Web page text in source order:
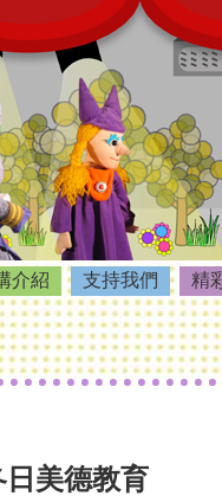
介紹 支持我們 精
美德教育